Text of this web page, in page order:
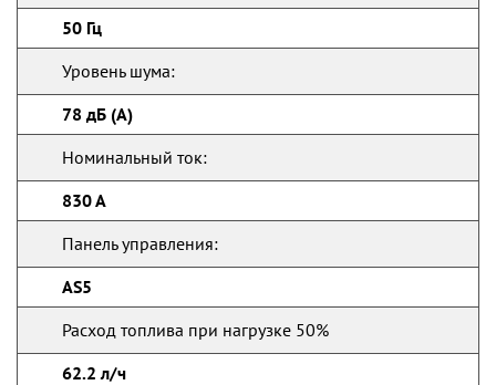
50 Гц
Уровень шума:
78 дБ (А)
Номинальный ток:
830 А
Панель управления:
AS5
Расход топлива при нагрузке 50%
62.2 л/ч